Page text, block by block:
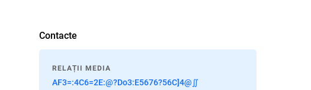
Contacte
RELAȚII MEDIA
AF3=:4C6=2E:@?Do3:E5676?56C]4@∬